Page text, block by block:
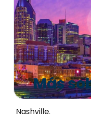
Más
Nashville.